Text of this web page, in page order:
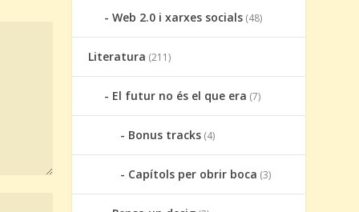
Web 2.0 i xarxes socials (48)
Literatura (211)
El futur no és el que era (7)
Bonus tracks (4)
Capítols per obrir boca (3)